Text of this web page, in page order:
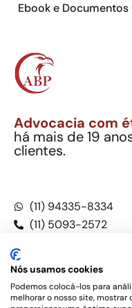
Ebook e Documentos
Advocacia com
há mais de 19
clientes.
(11) 94335-8334
(11) 5093-2572
Nós usamos cookies
Podemos colocá-los para
melhorar o nosso site,